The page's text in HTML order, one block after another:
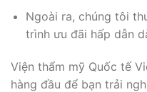
Ngoài ra, chúng tôi
trình ưu đãi hấp dẫn
Viện thẩm mỹ Quốc tế
hàng đầu để bạn trải